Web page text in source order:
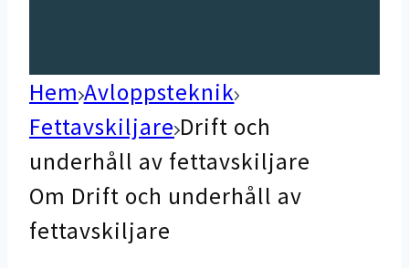
Hem Avloppsteknik
Fettavskiljare Drift och
underhåll av fettavskiljare
Om Drift och underhåll av
fettavskiljare